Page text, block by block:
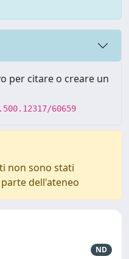
per citare o creare un
60659
non sono stati
dell'ateneo
ND